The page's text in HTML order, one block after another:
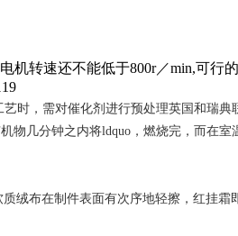
机转速还不能低于800r／min,可
，需对催化剂进行预处理英国和瑞典
物几分钟之内将ldquo，燃烧完，而
绒布在制件表面有次序地轻擦，红挂霜